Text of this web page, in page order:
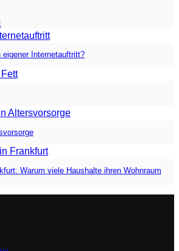
Internetauftritt?
Warum viele Haushalte ihren Wohnraum